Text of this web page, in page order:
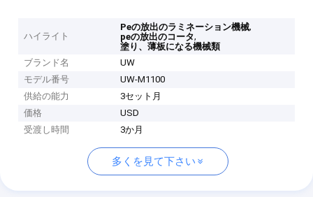
ハイライト
Peの放出のラミネーション機械,
peの放出のコータ,
塗り、薄板になる機械類
ブランド名
UW
モデル番号
UW-M1100
供給の能力
3セット月
価格
USD
受渡し時間
3か月
多くを見て下さい